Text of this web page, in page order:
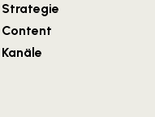
Strategie
Content
Kanäle